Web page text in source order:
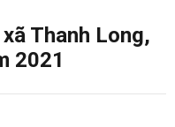
Thanh Long,
2021